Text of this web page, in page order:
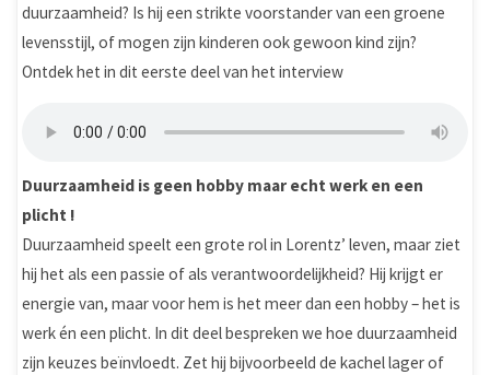
duurzaamheid? Is hij een strikte voorstander van een groene
levensstijl, of mogen zijn kinderen ook gewoon kind zijn?
Ontdek het in dit eerste deel van het interview
Duurzaamheid is geen hobby maar echt werk en een
plicht !
Duurzaamheid speelt een grote rol in Lorentz’ leven, maar ziet
hij het als een passie of als verantwoordelijkheid? Hij krijgt er
energie van, maar voor hem is het meer dan een hobby – het is
werk én een plicht. In dit deel bespreken we hoe duurzaamheid
zijn keuzes beïnvloedt. Zet hij bijvoorbeeld de kachel lager of